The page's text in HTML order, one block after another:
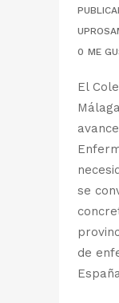
0 ME
El
se
de